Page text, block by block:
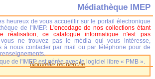
Nouvelle recherche
Médiathèque IMEP
heureux de vous accueillir sur le portail électronique
de l'IMEP. L'encodage de nos collections étant
réalisation, ce catalogue informatique n'est pas
ne trouvez pas le média qui vous intéresse,
à nous contacter par mail ou par téléphone pour de
de l'IMEP est gérée avec le logiciel libre « PMB ».